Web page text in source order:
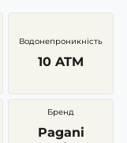
Водонепроникність
10 ATM
Бренд
Pagani